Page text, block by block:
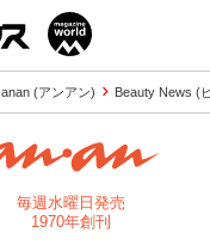
anan (アンアン) Beauty News (
毎週水曜日発売
1970年創刊